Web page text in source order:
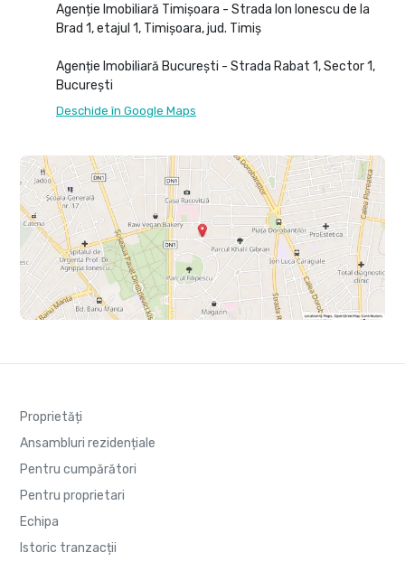
Agenție Imobiliară Timișoara - Strada Ion Ionescu de la
Brad 1, etajul 1, Timișoara, jud. Timiș
Agenție Imobiliară București - Strada Rabat 1, Sector 1,
București
Deschide în Google Maps
Proprietăți
Ansambluri rezidențiale
Pentru cumpărători
Pentru proprietari
Echipa
Istoric tranzacții